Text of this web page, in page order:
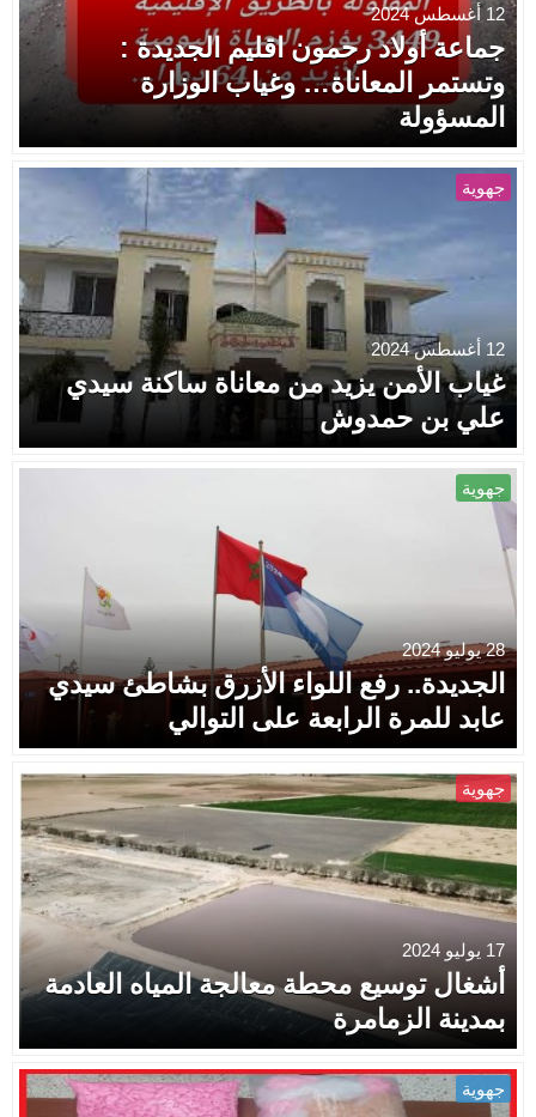
12 أغسطس 2024
جماعة أولاد رحمون اقليم الجديدة :
وتستمر المعاناة… وغياب الوزارة
المسؤولة
جهوية
12 أغسطس 2024
غياب الأمن يزيد من معاناة ساكنة سيدي
علي بن حمدوش
جهوية
28 يوليو 2024
الجديدة.. رفع اللواء الأزرق بشاطئ سيدي
عابد للمرة الرابعة على التوالي
جهوية
17 يوليو 2024
أشغال توسيع محطة معالجة المياه العادمة
بمدينة الزمامرة
جهوية